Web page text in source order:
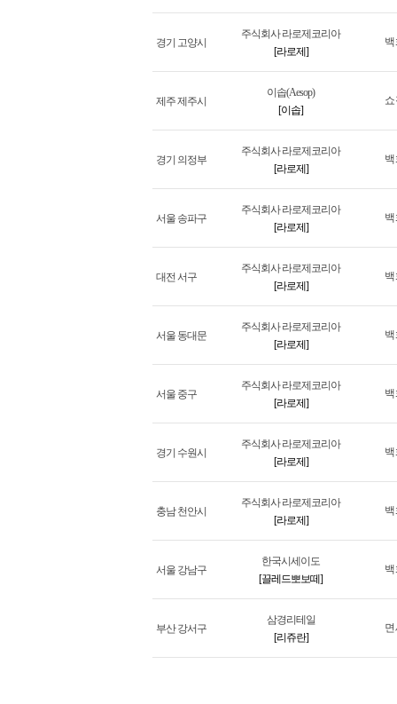
경기 고양시
주식회사 라로제코리아
[라로제]
제주 제주시
이솝(Aesop)
[이솝]
경기 의정부
주식회사 라로제코리아
[라로제]
서울 송파구
주식회사 라로제코리아
[라로제]
대전 서구
주식회사 라로제코리아
[라로제]
서울 동대문
주식회사 라로제코리아
[라로제]
서울 중구
주식회사 라로제코리아
[라로제]
경기 수원시
주식회사 라로제코리아
[라로제]
충남 천안시
주식회사 라로제코리아
[라로제]
서울 강남구
한국시세이도
[끌레드뽀보떼]
부산 강서구
삼경리테일
[리쥬란]